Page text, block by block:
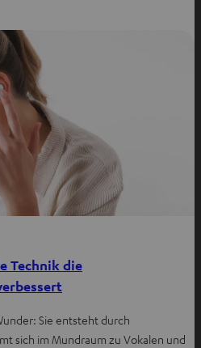
Technik die
Sie entsteht durch
sich im Mundraum zu Vokalen und